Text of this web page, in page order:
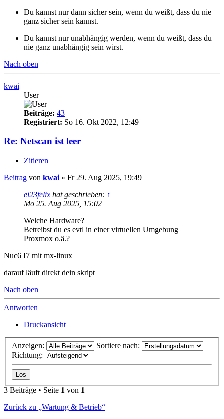
Du kannst nur dann sicher sein, wenn du weißt, dass du nie
ganz sicher sein kannst.
Du kannst nur unabhängig werden, wenn du weißt, dass du
nie ganz unabhängig sein wirst.
Nach oben
kwai
User
Beiträge: 43
Registriert: So 16. Okt 2022, 12:49
Re: Netscan ist leer
Zitieren
Beitrag von kwai » Fr 29. Aug 2025, 19:49
ei23felix hat geschrieben: ↑
Mo 25. Aug 2025, 15:02
Welche Hardware?
Betreibst du es evtl in einer virtuellen Umgebung
Proxmox o.ä.?
Nuc6 I7 mit mx-linux
darauf läuft direkt dein skript
Nach oben
Antworten
Druckansicht
Anzeigen:
Sortiere nach:
Richtung:
3 Beiträge • Seite 1 von 1
Zurück zu „Wartung & Betrieb“